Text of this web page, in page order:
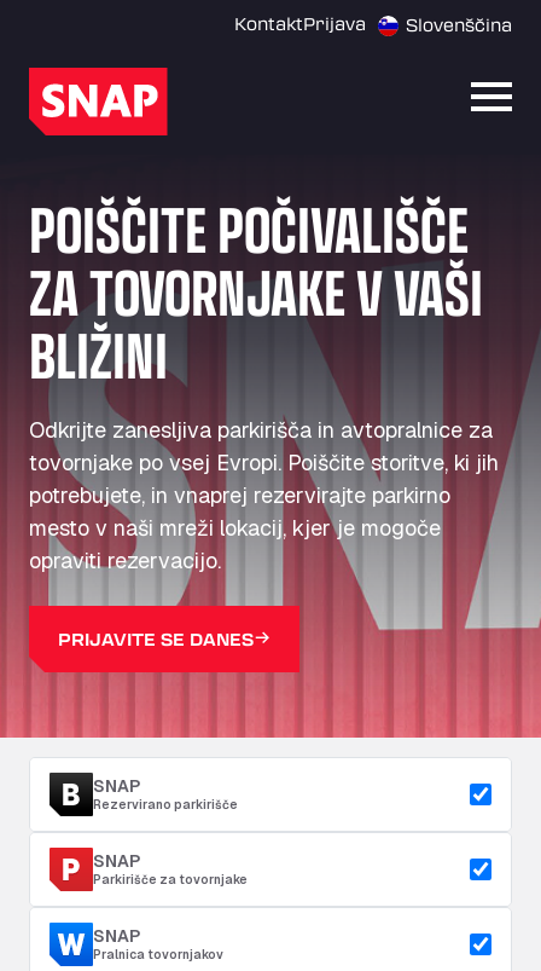
KontaktPrijava Slovenščina
POIŠČITE POČIVALIŠČE
ZA TOVORNJAKE V VAŠI
BLIŽINI
Odkrijte zanesljiva parkirišča in avtopralnice za
tovornjake po vsej Evropi. Poiščite storitve, ki jih
potrebujete, in vnaprej rezervirajte parkirno
mesto v naši mreži lokacij, kjer je mogoče
opraviti rezervacijo.
PRIJAVITE SE DANES
SNAP
Rezervirano parkirišče
SNAP
Parkirišče za tovornjake
SNAP
Pralnica tovornjakov